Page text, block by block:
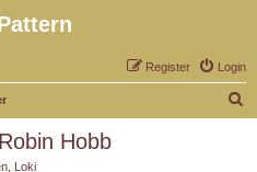
Login
Register
Hobb
Loki